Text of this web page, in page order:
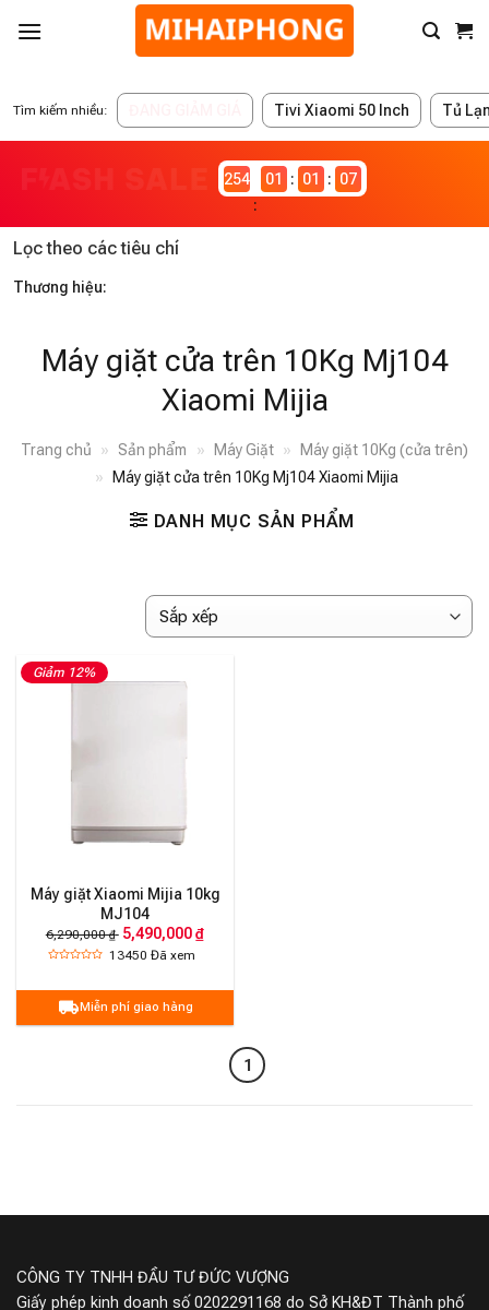
Tìm kiếm nhiều: Tivi Xiaomi 50 Inch Tủ
2546983
01 01 06
Lọc theo các tiêu chí
Thương hiệu:
Máy giặt cửa trên 10Kg Mj104
Xiaomi Mijia
Trang chủ » Sản phẩm » Máy Giặt »
Máy giặt 10Kg (cửa trên)
»
Máy giặt cửa trên 10Kg Mj104 Xiaomi Mijia
DANH MỤC SẢN PHẨM
Giảm 12%
Máy giặt Xiaomi Mijia 10kg
MJ104
6,290,000 ₫ 5,490,000 ₫
13450Đã xem
Miễn phí giao hàng
1
CÔNG TY TNHH ĐẦU TƯ ĐỨC VƯỢNG
Giấy phép kinh doanh số 0202291168 do Sở KH&ĐT Thành phố